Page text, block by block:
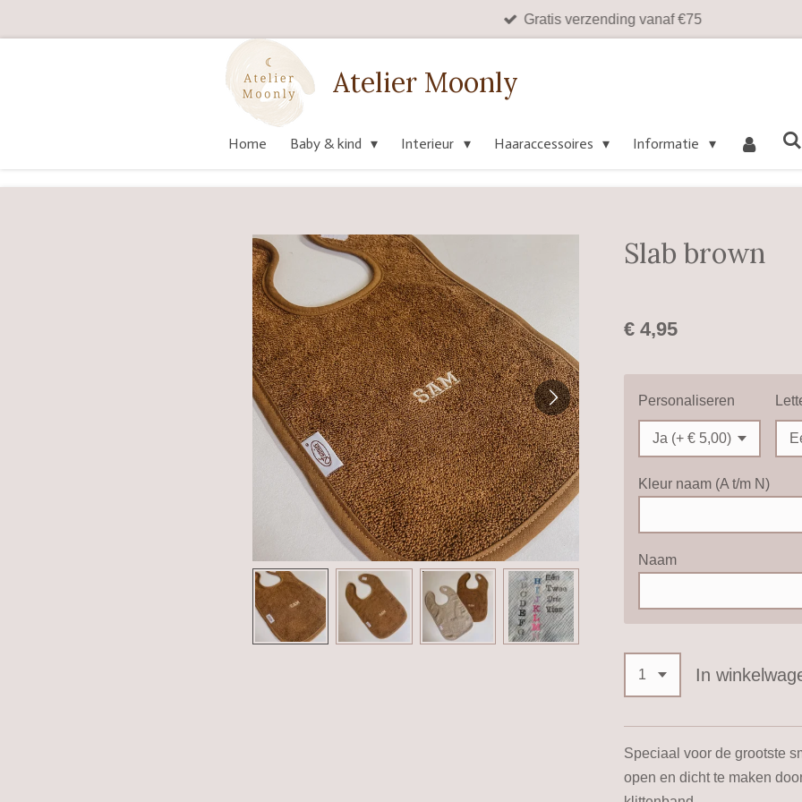
Gratis verzending vanaf €75
Atelier Moonly
Home Baby & kind Interieur Haaraccessoires Informatie
Slab brown
€ 4,95
Personaliseren
Kleur naam (A t/m N)
Naam
In
Speciaal voor de grootste
open en dicht te maken